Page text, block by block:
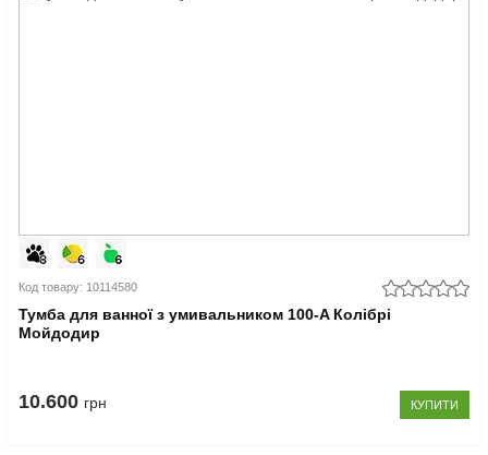
Код товару: 10114580
Тумба для ванної з умивальником 100-A Колібрі
Мойдодир
10.600 грн КУПИТИ